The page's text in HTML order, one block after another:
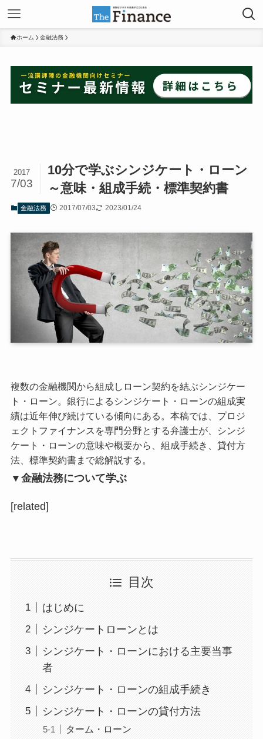
ホーム 金融法務
10分で学ぶシンジケート・ローン
～意味・組成手続・標準契約書
2017
7/03
金融法務 2017/07/03 2023/01/24
複数の金融機関から組成しローン契約を結ぶシンジケー
ト・ローン。銀行によるシンジケート・ローンの組成実
績は近年伸び続けている傾向にある。本稿では、プロジ
ェクトファイナンスを専門分野とする弁護士が、シンジ
ケート・ローンの意味や概要から、組成手続き、貸付方
法、標準契約書まで総解説する。
▼金融法務について学ぶ
[related]
目次
はじめに
シンジケートローンとは
シンジケート・ローンにおける主要当事
者
シンジケート・ローンの組成手続き
シンジケート・ローンの貸付方法
ターム・ローン